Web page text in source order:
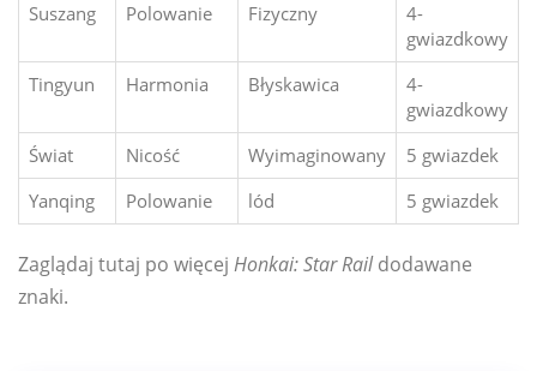
Suszang Polowanie Fizyczny
4-
gwiazdkowy
Tingyun
Harmonia Błyskawica
4-
gwiazdkowy
Świat
Nicość Wyimaginowany
5 gwiazdek
Yanqing
Polowanie lód 5 gwiazdek
Zaglądaj tutaj po więcej Honkai: Star Raildodawane
znaki.